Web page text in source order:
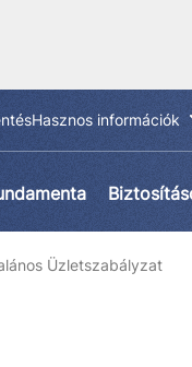
Hasznos információk
Üzletszabályzat